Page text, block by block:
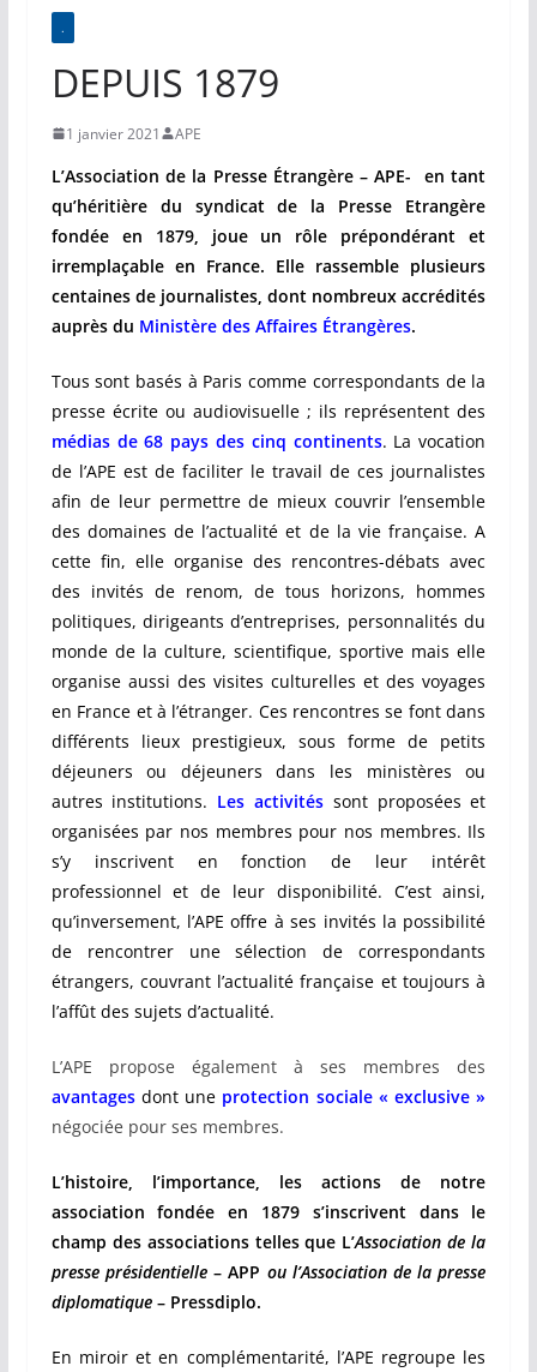
.
DEPUIS 1879
1 janvier 2021 APE
L’Association de la Presse Étrangère – APE- en tant
qu’héritière du syndicat de la Presse Etrangère
fondée en 1879, joue un rôle prépondérant et
irremplaçable en France. Elle rassemble plusieurs
centaines de journalistes, dont nombreux accrédités
auprès du Ministère des Affaires Étrangères.
Tous sont basés à Paris comme correspondants de la
presse écrite ou audiovisuelle ; ils représentent des
médias de 68 pays des cinq continents. La vocation
de l’APE est de faciliter le travail de ces journalistes
afin de leur permettre de mieux couvrir l’ensemble
des domaines de l’actualité et de la vie française. A
cette fin, elle organise des rencontres-débats avec
des invités de renom, de tous horizons, hommes
politiques, dirigeants d’entreprises, personnalités du
monde de la culture, scientifique, sportive mais elle
organise aussi des visites culturelles et des voyages
en France et à l’étranger. Ces rencontres se font dans
différents lieux prestigieux, sous forme de petits
déjeuners ou déjeuners dans les ministères ou
autres institutions. Les activités sont proposées et
organisées par nos membres pour nos membres. Ils
s’y inscrivent en fonction de leur intérêt
professionnel et de leur disponibilité. C’est ainsi,
qu’inversement, l’APE offre à ses invités la possibilité
de rencontrer une sélection de correspondants
étrangers, couvrant l’actualité française et toujours à
l’affût des sujets d’actualité.
L’APE propose également à ses membres des
avantages dont une protection sociale « exclusive »
négociée pour ses membres.
L’histoire, l’importance, les actions de notre
association fondée en 1879 s’inscrivent dans le
champ des associations telles que L’Association de la
presse présidentielle– APP ou l’Association de la presse
diplomatique– Pressdiplo.
En miroir et en complémentarité, l’APE regroupe les